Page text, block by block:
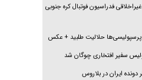
فدراسیون فوتبال کره جنوبی
پرسپولیسی‌ها حلالیت طلبید + عکس
سفیر افتخاری چوگان شد
ایران در بلاروس